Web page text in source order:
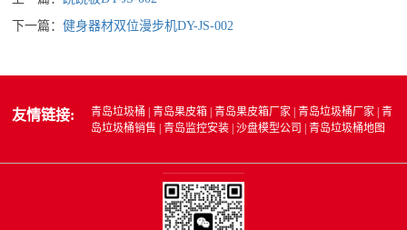
下一篇：健身器材双位漫步机DY-JS-002
友情链接: 青岛垃圾桶 |青岛果皮箱 |青岛果皮箱厂家 |青岛垃圾桶厂家 |青
岛垃圾桶销售 |青岛监控安装 |沙盘模型公司 |青岛垃圾桶地图